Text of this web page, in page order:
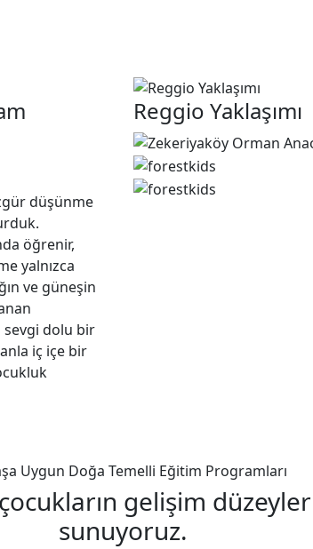
Reggio Yaklaşımı
düşünme
öğrenir,
yalnızca
ve güneşin
sevgi dolu bir
iç içe bir
Uygun Doğa Temelli Eğitim Programları
gelişim
sunuyoruz.